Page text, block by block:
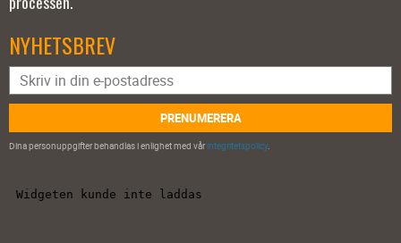
NYHETSBREV
PRENUMERERA
Dina personuppgifter behandlas i enlighet med vårintegritetspolicy.